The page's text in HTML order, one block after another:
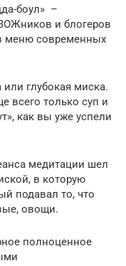
боул» –
и блогеров
меню современных
или глубокая миска.
всего только суп и
как вы уже успели
медитации шел
в которую
подавал то, что
овощи.
полноценное